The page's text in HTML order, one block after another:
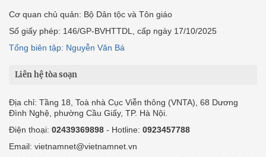
Cơ quan chủ quản: Bộ Dân tộc và Tôn giáo
Số giấy phép: 146/GP-BVHTTDL, cấp ngày 17/10/2025
Tổng biên tập: Nguyễn Văn Bá
Liên hệ tòa soạn
Địa chỉ: Tầng 18, Toà nhà Cục Viễn thông (VNTA), 68 Dương
Đình Nghệ, phường Cầu Giấy, TP. Hà Nội.
Điện thoại: 02439369898 - Hotline: 0923457788
Email: vietnamnet@vietnamnet.vn